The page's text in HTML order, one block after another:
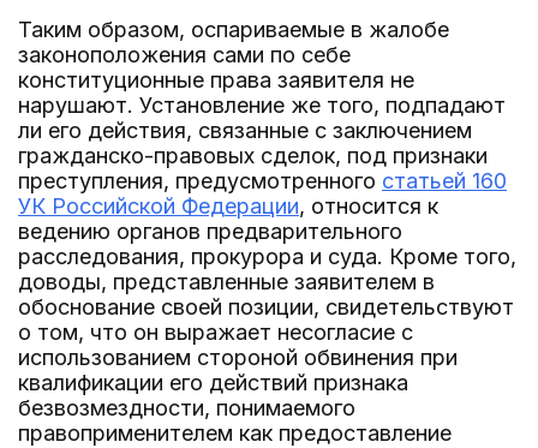
Таким образом, оспариваемые в жалобе
законоположения сами по себе
конституционные права заявителя не
нарушают. Установление же того, подпадают
ли его действия, связанные с заключением
гражданско-правовых сделок, под признаки
преступления, предусмотренного статьей 160
УК Российской Федерации, относится к
ведению органов предварительного
расследования, прокурора и суда. Кроме того,
доводы, представленные заявителем в
обоснование своей позиции, свидетельствуют
о том, что он выражает несогласие с
использованием стороной обвинения при
квалификации его действий признака
безвозмездности, понимаемого
правоприменителем как предоставление